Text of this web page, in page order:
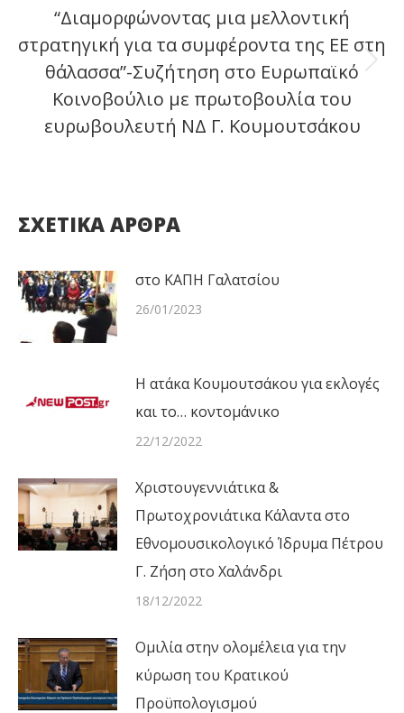
Next
post:
“Διαμορφώνοντας μια μελλοντική
στρατηγική για τα συμφέροντα της ΕΕ στη
θάλασσα”-Συζήτηση στο Ευρωπαϊκό
Κοινοβούλιο με πρωτοβουλία του
ευρωβουλευτή ΝΔ Γ. Κουμουτσάκου
ΣΧΕΤΙΚΑ ΑΡΘΡΑ
στο ΚΑΠΗ Γαλατσίου
26/01/2023
Η ατάκα Κουμουτσάκου για εκλογές
και το… κοντομάνικο
22/12/2022
Χριστουγεννιάτικα &
Πρωτοχρονιάτικα Κάλαντα στο
Εθνομουσικολογικό Ίδρυμα Πέτρου
Γ. Ζήση στο Χαλάνδρι
18/12/2022
Ομιλία στην ολομέλεια για την
κύρωση του Κρατικού
Προϋπολογισμού